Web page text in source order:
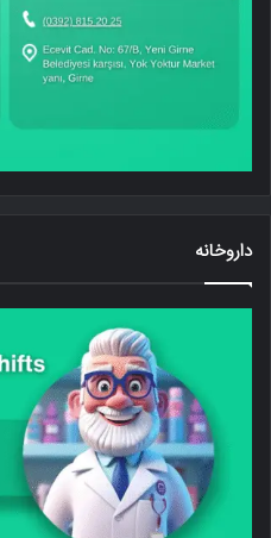
داروخانه